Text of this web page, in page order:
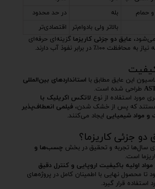
حمام
بله
در حد محدود
بالاتر ولی بادوام‌تر
اقتصادی‌تر
عایق دو جزئی کاریزما گزینه‌ای حرفه‌ای
در برابر نفوذ آب دارند.
این عایق مطابق با استانداردهای بین‌المللی
طراحی شده است.
مورد استفاده از نوع لاتکس اکریلیک با
که پس از خشک شدن، فیلمی انعطاف‌پذیر
و مواد شیمیایی ایجاد می‌کنند.
دو جزئی کاریزما؟
سال‌ها تجربه و تحقیق در بخش چسب‌ها و
است.
مواد اولیه باکیفیت اروپایی و کنترل دقیق
تا محصول نهایی با اطمینان کامل در پروژه‌های
استفاده قرار گیرد.